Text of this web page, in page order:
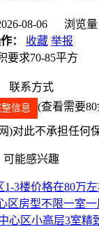
08-06 浏览量
：
收藏 举报
要求70-85平方
联系方式
信息 (查看需要
对此不承担任何
可能感兴趣
1-3楼价格在80万
区房型不限一室一
心区小高层3室精